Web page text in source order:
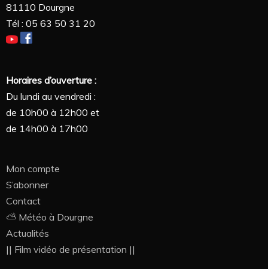
81110 Dourgne
Tél : 05 63 50 31 20
Horaires d’ouverture :
Du lundi au vendredi :
de 10h00 à 12h00 et
de 14h00 à 17h00
Mon compte
S’abonner
Contact
⛅ Météo à Dourgne
Actualités
|| Film vidéo de présentation ||